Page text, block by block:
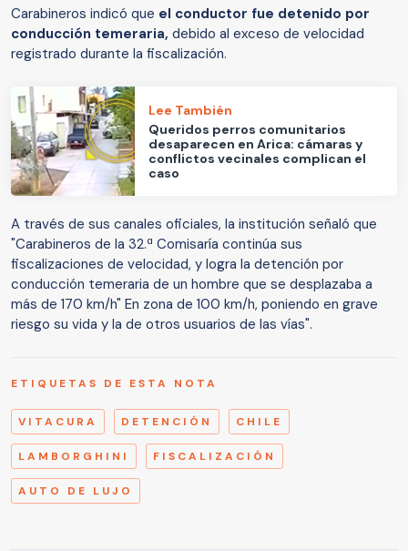
Carabineros indicó que el conductor fue detenido por
conducción temeraria, debido al exceso de velocidad
registrado durante la fiscalización.
Lee También
Queridos perros comunitarios
desaparecen en Arica: cámaras y
conflictos vecinales complican el
caso
A través de sus canales oficiales, la institución señaló que
"Carabineros de la 32.ª Comisaría continúa sus
fiscalizaciones de velocidad, y logra la detención por
conducción temeraria de un hombre que se desplazaba a
más de 170 km/h" En zona de 100 km/h, poniendo en grave
riesgo su vida y la de otros usuarios de las vías".
ETIQUETAS DE ESTA NOTA
VITACURA DETENCIÓN CHILE
LAMBORGHINI FISCALIZACIÓN
AUTO DE LUJO